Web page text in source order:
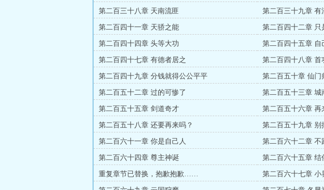
第二百三十八章 天南流匪 第二百三十九章 有
第二百四十一章 天骄之能 第二百四十二章 只
第二百四十四章 头等大功 第二百四十五章 自
第二百四十七章 有德者居之 第二百四十八章 首
第二百四十九章 分钱就得公公平平 第二百五十章 仙门
第二百五十二章 过的可惨了 第二百五十三章 城
第二百五十五章 剑道奇才 第二百五十六章 再
第二百五十八章 还要再来吗？ 第二百五十九章 别
第二百六十一章 你是自己人 第二百六十二章 不
第二百六十四章 尊主神诞 第二百六十五章 结
重复章节已替换，抱歉抱歉…… 第二百六十七章 小